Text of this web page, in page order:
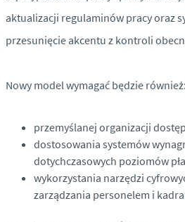
aktualizacji regulaminów pracy oraz
przesunięcie akcentu z kontroli
Nowy model wymagać będzie również:
przemyślanej organizacji
dostosowania systemów
dotychczasowych poziomów
wykorzystania narzędzi
zarządzania personelem i